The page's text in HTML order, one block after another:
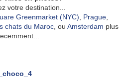
votre destination...
Greenmarket (NYC) Prague
chats du Maroc , ou Amsterdam plus